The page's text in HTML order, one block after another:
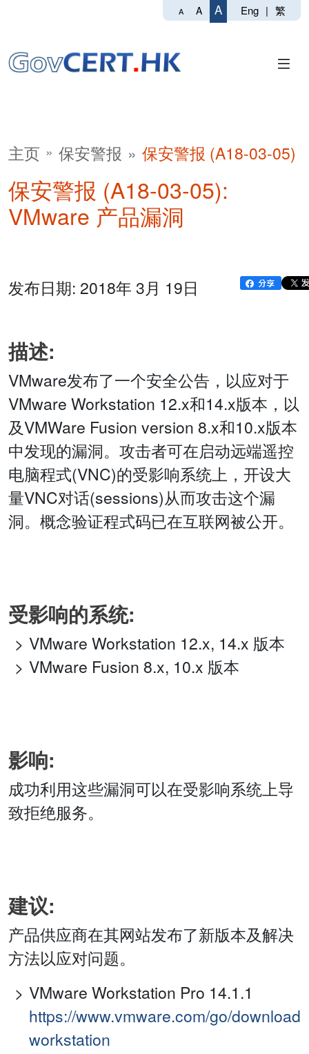
A A A Eng | 繁
主页 保安警报 保安警报 (A18-03-05)
保安警报 (A18-03-05):
VMware 产品漏洞
发布日期: 2018年 3月 19日
描述:
VMware发布了一个安全公告，以应对于
VMware Workstation 12.x和14.x版本，以
及VMWare Fusion version 8.x和10.x版本
中发现的漏洞。攻击者可在启动远端遥控
电脑程式(VNC)的受影响系统上，开设大
量VNC对话(sessions)从而攻击这个漏
洞。概念验证程式码已在互联网被公开。
受影响的系统:
VMware Workstation 12.x, 14.x 版本
VMware Fusion 8.x, 10.x 版本
影响:
成功利用这些漏洞可以在受影响系统上导
致拒绝服务。
建议:
产品供应商在其网站发布了新版本及解决
方法以应对问题。
VMware Workstation Pro 14.1.1
https://www.vmware.com/go/download
workstation